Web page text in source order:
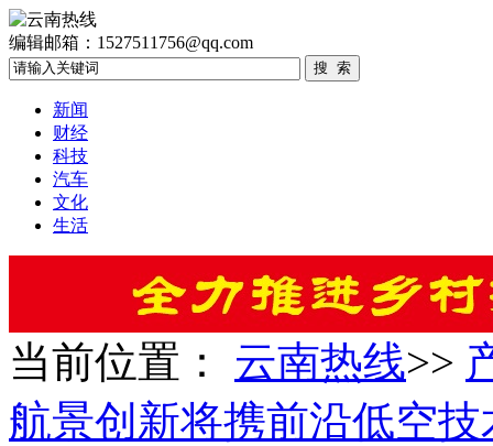
编辑邮箱：1527511756@qq.com
新闻
财经
科技
汽车
文化
生活
当前位置： 云南热线>>
航景创新将携前沿低空